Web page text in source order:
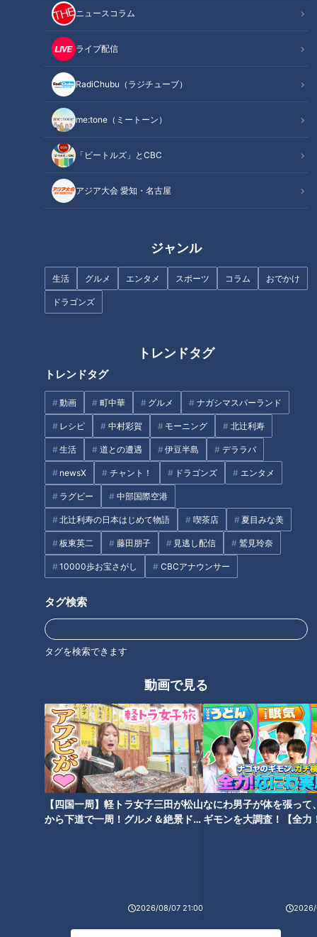
ニュースコラム
ライブ配信
RadiChubu（ラジチューブ）
me:tone（ミートーン）
「ビートルズ」とCBC
アジア大会 愛知・名古屋
ジャンル
生活 グルメ エンタメ スポーツ コラム おでかけ
ドラゴンズ
トレンドタグ
トレンドタグ
動画 町中華 グルメ ナガシマスパーランド
レシピ 中村彩賀 モーニング 北辻利寿
生活 道との遭遇 伊豆半島 デララバ
newsX チャント！ ドラゴンズ エンタメ
ラグビー 中部国際空港
北辻利寿の日本はじめて物語 喫茶店 夏目みな美
板東英二 藤田朋子 見逃し配信 鷲見玲奈
10000歩お宝さがし CBCアナウンサー
タグ検索
タグを検索できます
動画で見る
【四国一周】軽トラ女子三田が松山
から下道で一周！グルメ＆絶景ドラ
2026/08/07 21:00
なにわ男子が体を張って
ギモンを大調査！【全力
2026/
「新ごぼうと豚こまの一口揚
げ」の作り方【キユーピー３分
クッキング】
「鶏手羽中となすのレンジびた
し」の作り方【キユーピー３分
クッキング】
「しし唐辛子とツナのアラビア
ータ」の作り方【キユーピー３
「えびとアボカドのタルティー
ヌ」の作り方【キユーピー３分
華マリネ」の作り方【キユーピ
あえ」の作り方【キユーピー３
タグ
オススメ関連コンテンツ
「かぼちゃの甘辛煮 鶏そぼろあ
ん」の作り方【キユーピー３分
クッキング】
ス」の作り方【キユーピー３分
クッキング】
「細ねぎの豚バラ筒焼き 七味お
ろし添え」の作り方【キユーピ
ー３分クッキング】
「ワンパンビビンバ」の作り方
【キユーピー３分クッキング】